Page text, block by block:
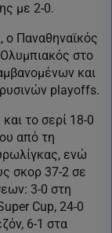
με 2-0.
ο Παναθηναϊκός
στο
και
playoffs.
το σερί 18-0
από τη
ενώ
σκορ 37-2 σε
3-0 στη
Cup, 24-0
6-1 στα